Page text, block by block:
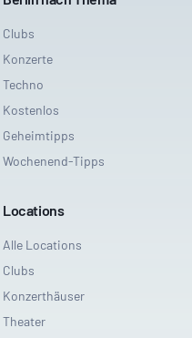
Clubs
Konzerte
Techno
Kostenlos
Geheimtipps
Wochenend-Tipps
Locations
Alle Locations
Clubs
Konzerthäuser
Theater